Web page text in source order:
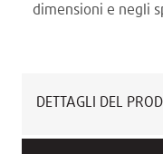
dimensioni e negli
DETTAGLI DEL